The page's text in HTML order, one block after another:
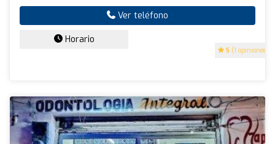
5 (1 opiniones)
Ver teléfono
Horario